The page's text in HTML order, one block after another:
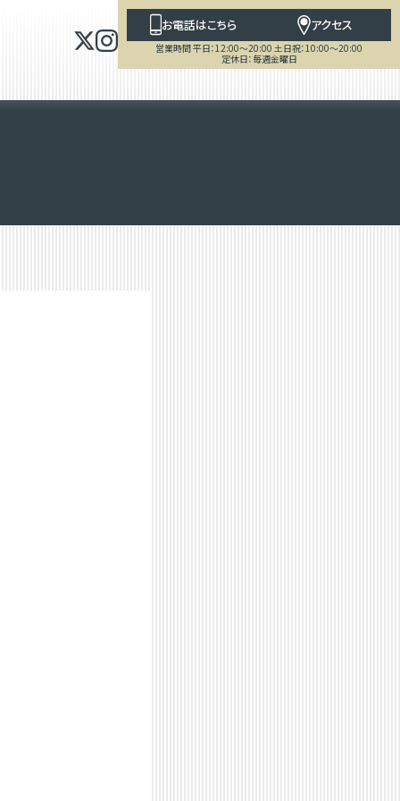
お電話はこちら アクセス
営業時間 平日：12:00～20:00 土日祝：10:00～20:00
定休日：毎週金曜日